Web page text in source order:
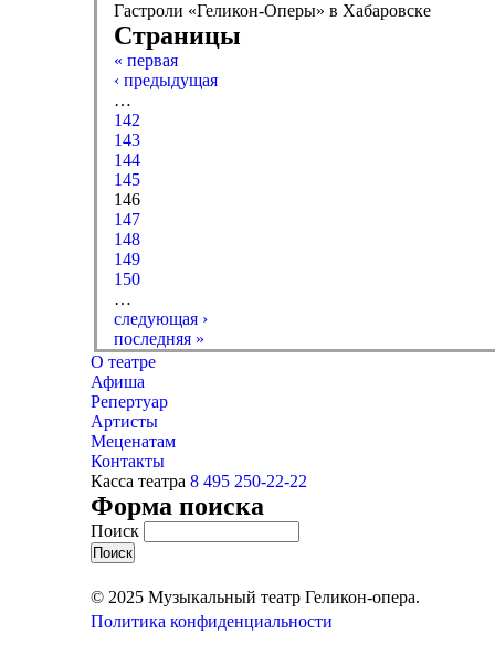
Гастроли «Геликон-Оперы» в Хабаровске
Страницы
« первая
‹ предыдущая
…
142
143
144
145
146
147
148
149
150
…
следующая ›
последняя »
О театре
Афиша
Репертуар
Артисты
Меценатам
Контакты
Касса театра 8 495 250-22-22
Форма поиска
Поиск
© 2025 Музыкальный театр Геликон-опера.
Политика конфиденциальности